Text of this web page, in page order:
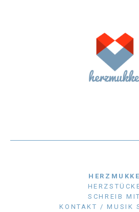
HERZMUKKE
SCHREIB MIT
KONTAKT / MUSIK